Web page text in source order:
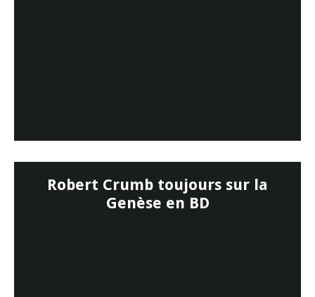
Robert Crumb toujours sur la
Genèse en BD